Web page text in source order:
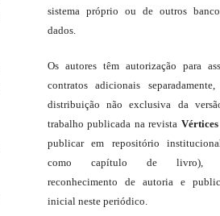
sistema próprio ou de outros
dados.
Os autores têm autorização para
contratos adicionais separadamente,
distribuição não exclusiva da
trabalho publicada na revista Vértices
publicar em repositório
como capítulo de livro),
reconhecimento de autoria e
inicial neste periódico.